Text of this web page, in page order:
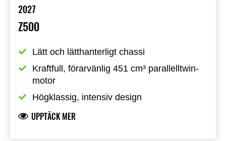
2027
Z500
Lätt och lätthanterligt chassi
Kraftfull, förarvänlig 451 cm³ parallelltwin-
motor
Högklassig, intensiv design
UPPTÄCK MER